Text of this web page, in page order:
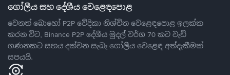
ගෝලීය සහ දේශීය වෙළෙඳපොළ
වෙනත් බොහෝ P2P වේදිකා නිශ්චිත වෙළෙඳපොළ ඉලක්ක
කරන විට, Binance P2P දේශීය මුදල් වර්ග 70 කට වැඩි
ගණනකට සහය දක්වන සැබෑ ගෝලීය වෙළෙඳ අත්දැකීමක්
සපයයි.